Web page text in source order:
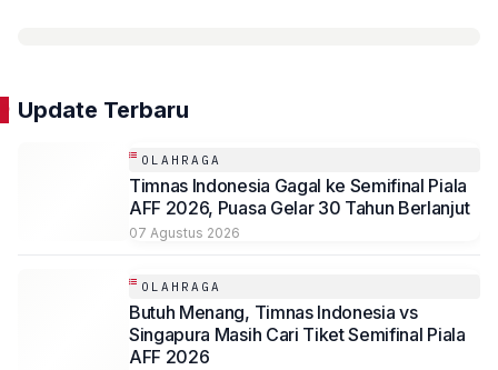
Update Terbaru
OLAHRAGA
Timnas Indonesia Gagal ke Semifinal Piala
AFF 2026, Puasa Gelar 30 Tahun Berlanjut
07 Agustus 2026
OLAHRAGA
Butuh Menang, Timnas Indonesia vs
Singapura Masih Cari Tiket Semifinal Piala
AFF 2026